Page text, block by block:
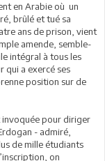
en Arabie où un
brûlé et tué sa
ans de prison, vient
amende, semble-
intégral à tous les
qui a exercé ses
position sur de
invoquée pour diriger
- admiré,
de mille étudiants
on